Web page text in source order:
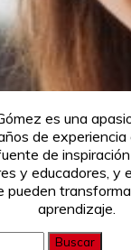
es una
de experiencia
de
y educadores, y
pueden
aprendizaje.